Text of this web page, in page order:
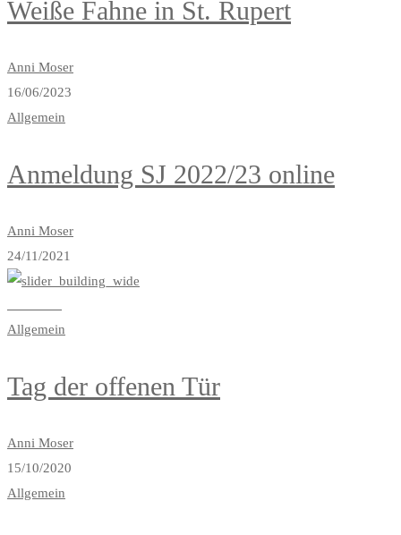
Weiße Fahne in St. Rupert
Anni Moser
16/06/2023
Allgemein
Anmeldung SJ 2022/23 online
Anni Moser
24/11/2021
Allgemein
Tag der offenen Tür
Anni Moser
15/10/2020
Allgemein